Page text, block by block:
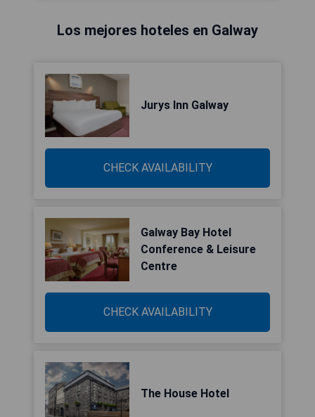
Los mejores hoteles en Galway
Jurys Inn Galway
CHECK AVAILABILITY
Galway Bay Hotel
Conference & Leisure
Centre
CHECK AVAILABILITY
The House Hotel